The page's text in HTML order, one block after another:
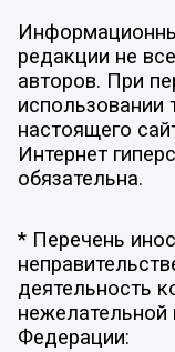
редакции не
авторов. При
использовании
настоящего
Интернет
обязательна.
* Перечень
деятельность
нежелательной
Федерации: